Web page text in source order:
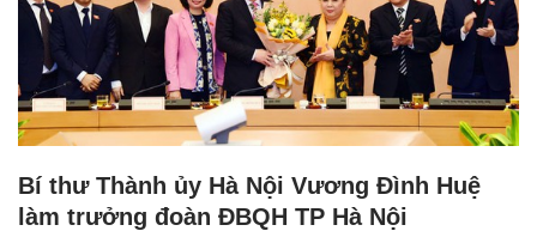
Bí thư Thành ủy Hà Nội Vương Đình Huệ
làm trưởng đoàn ĐBQH TP Hà Nội